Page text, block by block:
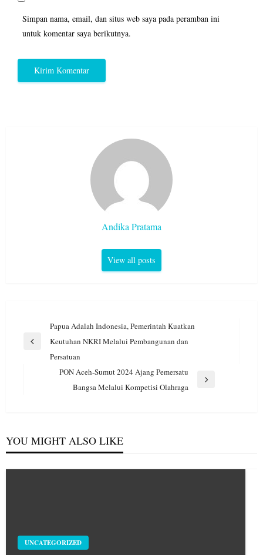
Simpan nama, email, dan situs web saya pada peramban ini
untuk komentar saya berikutnya.
Andika Pratama
View all posts
Navigasi
pos
Papua Adalah Indonesia, Pemerintah Kuatkan
Keutuhan NKRI Melalui Pembangunan dan
Persatuan
PON Aceh-Sumut 2024 Ajang Pemersatu
Bangsa Melalui Kompetisi Olahraga
YOU MIGHT ALSO LIKE
UNCATEGORIZED